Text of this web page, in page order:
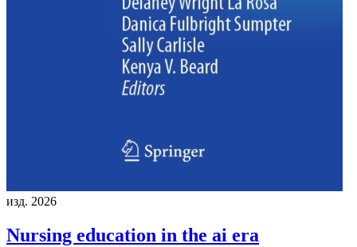
изд. 2026
Nursing education in the ai era